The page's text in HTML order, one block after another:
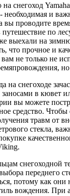
на снегоход
и
вы проводите
по
выехали на
что прочное и
не только не
но
на снегоходе
заносами в кювет
вы можете
средство.
травм от
стекла,
снегоходной
переднего
потому как они
вождения. При